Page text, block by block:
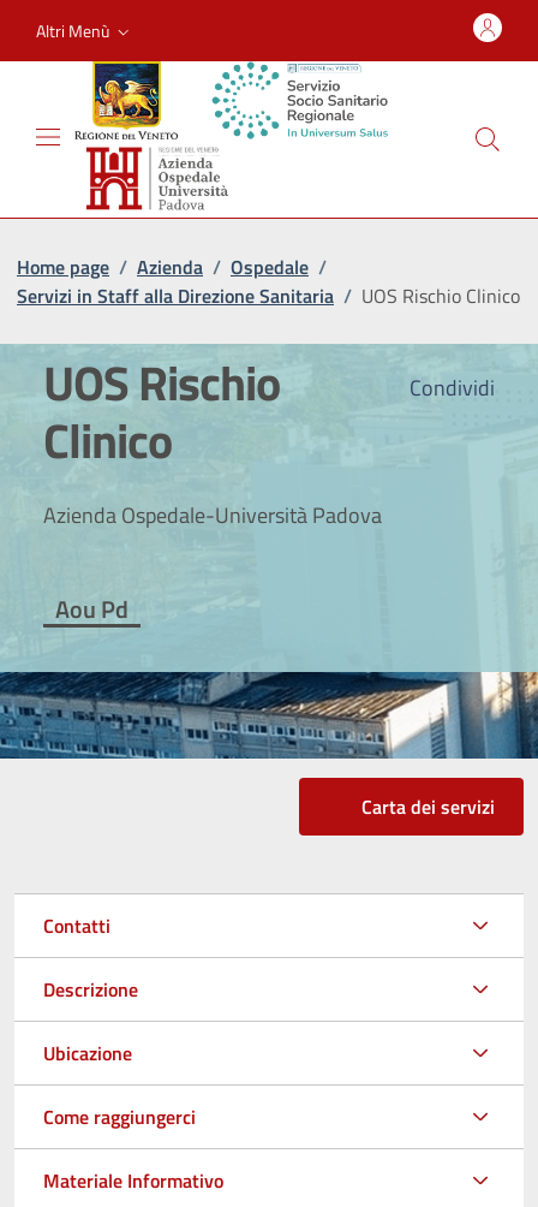
Altri Menù
Home page / Azienda / Ospedale /
Servizi in Staff alla Direzione Sanitaria / UOS Rischio Clinico
Condividi
UOS Rischio
Clinico
Azienda Ospedale-Università Padova
Aou Pd
Carta dei servizi
Contatti
Descrizione
Ubicazione
Come raggiungerci
Materiale Informativo